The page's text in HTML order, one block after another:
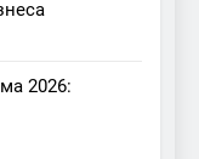
2026: